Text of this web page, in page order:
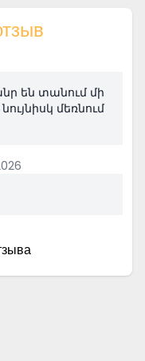
են տանում մի
մեռնում